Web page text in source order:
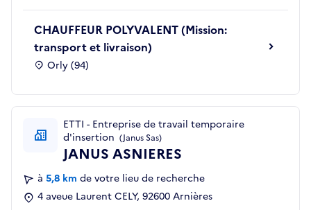
CHAUFFEUR POLYVALENT (Mission:
transport et livraison)
Orly (94)
ETTI - Entreprise de travail temporaire
d'insertion (Janus Sas)
JANUS ASNIERES
à 5,8 km de votre lieu de recherche
4 aveue Laurent CELY, 92600 Arnières